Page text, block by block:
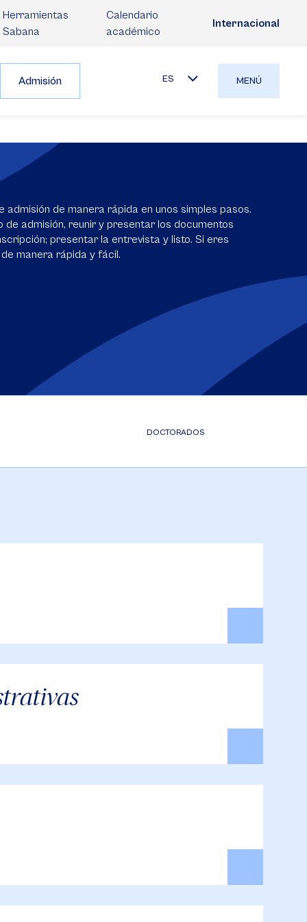
Herramientas
Sabana
Calendario
académico
Internacional
Admisión ES MENÚ
de manera rápida en unos simples pasos.
de admisión, reunir y presentar los documentos
presentar la entrevista y listo. Si eres
manera rápida y fácil.
DOCTORADOS